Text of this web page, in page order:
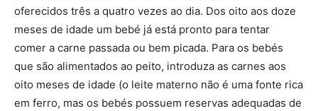
oferecidos três a quatro vezes ao dia. Dos oito aos doze
meses de idade um bebé já está pronto para tentar
comer a carne passada ou bem picada. Para os bebés
que são alimentados ao peito, introduza as carnes aos
oito meses de idade (o leite materno não é uma fonte rica
em ferro, mas os bebés possuem reservas adequadas de